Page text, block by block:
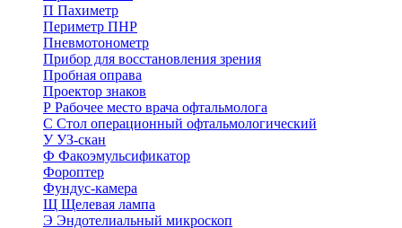
П Пахиметр
Периметр ПНР
Пневмотонометр
Прибор для восстановления зрения
Пробная оправа
Проектор знаков
Р Рабочее место врача офтальмолога
С Стол операционный офтальмологический
УУЗ-скан
Ф Факоэмульсификатор
Фороптер
Фундус-камера
Щ Щелевая лампа
Э Эндотелиальный микроскоп